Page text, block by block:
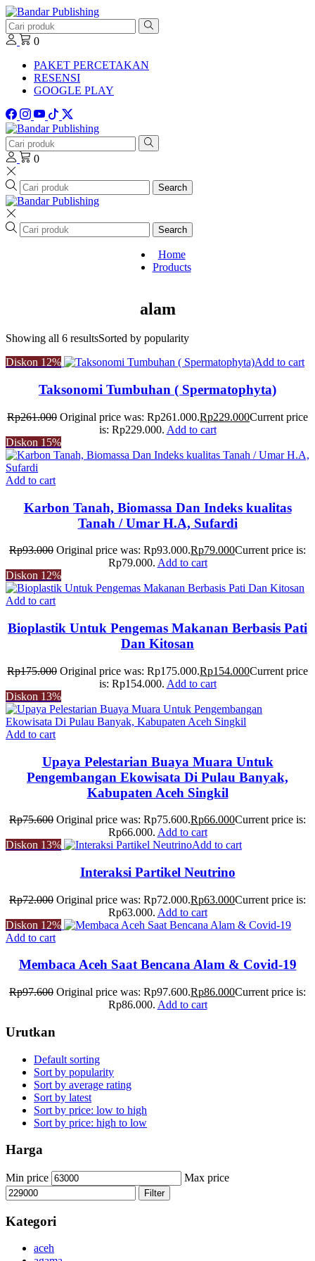
0
PAKET PERCETAKAN
RESENSI
GOOGLE PLAY
0
Search
Search
Home
Products
alam
Showing all 6 resultsSorted by popularity
Diskon 12% Add to cart
Taksonomi Tumbuhan ( Spermatophyta)
Rp261.000 Original price was: Rp261.000.Rp229.000Current price
is: Rp229.000. Add to cart
Diskon 15%
Add to cart
Karbon Tanah, Biomassa Dan Indeks kualitas
Tanah / Umar H.A, Sufardi
Rp93.000 Original price was: Rp93.000.Rp79.000Current price is:
Rp79.000. Add to cart
Diskon 12%
Add to cart
Bioplastik Untuk Pengemas Makanan Berbasis Pati
Dan Kitosan
Rp175.000 Original price was: Rp175.000.Rp154.000Current price
is: Rp154.000. Add to cart
Diskon 13%
Add to cart
Upaya Pelestarian Buaya Muara Untuk
Pengembangan Ekowisata Di Pulau Banyak,
Kabupaten Aceh Singkil
Rp75.600 Original price was: Rp75.600.Rp66.000Current price is:
Rp66.000. Add to cart
Diskon 13% Add to cart
Interaksi Partikel Neutrino
Rp72.000 Original price was: Rp72.000.Rp63.000Current price is:
Rp63.000. Add to cart
Diskon 12%
Add to cart
Membaca Aceh Saat Bencana Alam & Covid-19
Rp97.600 Original price was: Rp97.600.Rp86.000Current price is:
Rp86.000. Add to cart
Urutkan
Default sorting
Sort by popularity
Sort by average rating
Sort by latest
Sort by price: low to high
Sort by price: high to low
Harga
Min price Max price
Filter
Kategori
aceh